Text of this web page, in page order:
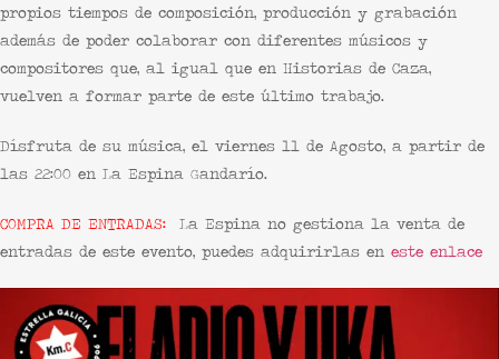
propios tiempos de composición, producción y grabación
además de poder colaborar con diferentes músicos y
compositores que, al igual que en Historias de Caza,
vuelven a formar parte de este último trabajo.
Dísfruta de su música, el viernes 11 de Agosto, a partir de
las 22:00 en La Espina Gandarío.
COMPRA DE ENTRADAS: La Espina no gestiona la venta de
entradas de este evento, puedes adquirirlas en este enlace